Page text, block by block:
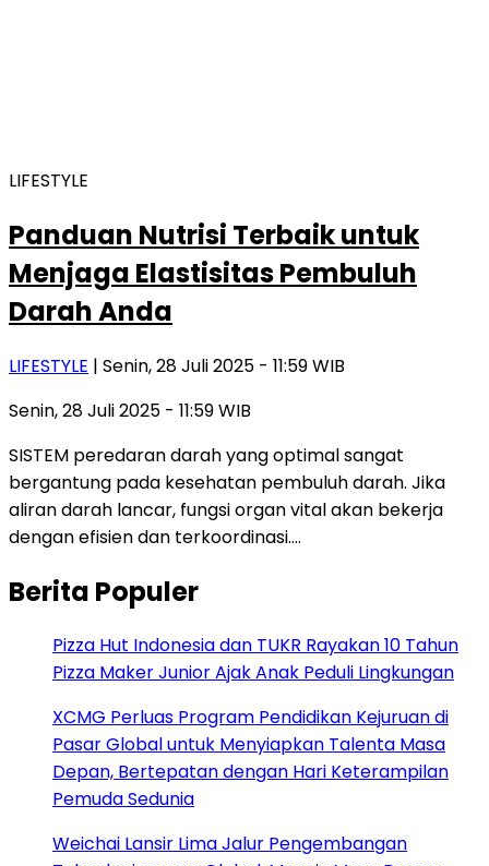
LIFESTYLE
Panduan Nutrisi Terbaik untuk
Menjaga Elastisitas Pembuluh
Darah Anda
LIFESTYLE | Senin, 28 Juli 2025 - 11:59 WIB
Senin, 28 Juli 2025 - 11:59 WIB
SISTEM peredaran darah yang optimal sangat
bergantung pada kesehatan pembuluh darah. Jika
aliran darah lancar, fungsi organ vital akan bekerja
dengan efisien dan terkoordinasi….
Berita Populer
Pizza Hut Indonesia dan TUKR Rayakan 10 Tahun
Pizza Maker Junior Ajak Anak Peduli Lingkungan
XCMG Perluas Program Pendidikan Kejuruan di
Pasar Global untuk Menyiapkan Talenta Masa
Depan, Bertepatan dengan Hari Keterampilan
Pemuda Sedunia
Weichai Lansir Lima Jalur Pengembangan